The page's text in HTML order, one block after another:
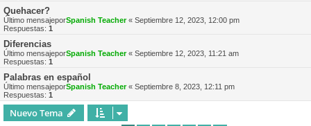
Quehacer?
Último mensajeporSpanish Teacher« Septiembre 12, 2023, 12:00 pm
Respuestas: 1
Diferencias
Último mensajeporSpanish Teacher« Septiembre 12, 2023, 11:21 am
Respuestas: 1
Palabras en español
Último mensajeporSpanish Teacher« Septiembre 8, 2023, 12:11 pm
Respuestas: 1
Nuevo Tema